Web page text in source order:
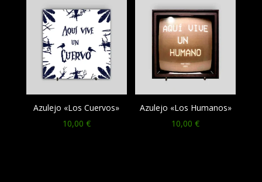
Azulejo «Los Cuervos»
10,00 €
Azulejo «Los Humanos»
10,00€